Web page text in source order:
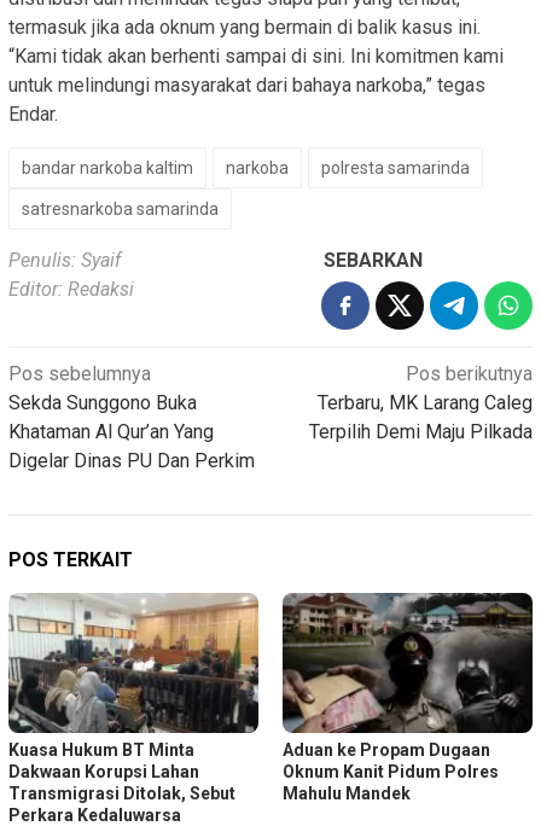
termasuk jika ada oknum yang bermain di balik kasus ini.
“Kami tidak akan berhenti sampai di sini. Ini komitmen kami
untuk melindungi masyarakat dari bahaya narkoba,” tegas
Endar.
bandar narkoba kaltim narkoba polresta samarinda
satresnarkoba samarinda
Penulis: Syaif
Editor: Redaksi
SEBARKAN
Navigasi
pos
Pos sebelumnya
Sekda Sunggono Buka
Khataman Al Qur’an Yang
Digelar Dinas PU Dan Perkim
Pos berikutnya
Terbaru, MK Larang Caleg
Terpilih Demi Maju Pilkada
POS TERKAIT
Kuasa Hukum BT Minta
Dakwaan Korupsi Lahan
Transmigrasi Ditolak, Sebut
Perkara Kedaluwarsa
Aduan ke Propam Dugaan
Oknum Kanit Pidum Polres
Mahulu Mandek